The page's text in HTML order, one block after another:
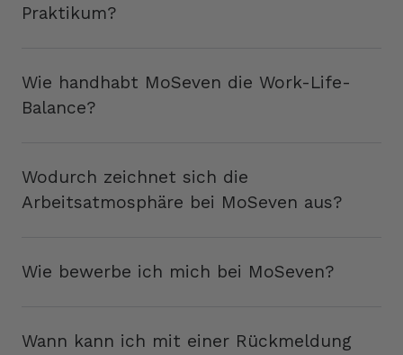
Praktikum?
Wie handhabt MoSeven die Work-Life-
Balance?
Wodurch zeichnet sich die
Arbeitsatmosphäre bei MoSeven aus?
Wie bewerbe ich mich bei MoSeven?
Wann kann ich mit einer Rückmeldung